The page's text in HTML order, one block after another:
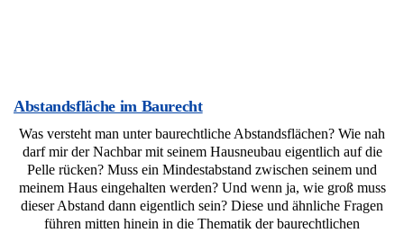
Abstandsfläche im Baurecht
Was versteht man unter baurechtliche Abstandsflächen? Wie nah
darf mir der Nachbar mit seinem Hausneubau eigentlich auf die
Pelle rücken? Muss ein Mindestabstand zwischen seinem und
meinem Haus eingehalten werden? Und wenn ja, wie groß muss
dieser Abstand dann eigentlich sein? Diese und ähnliche Fragen
führen mitten hinein in die Thematik der baurechtlichen